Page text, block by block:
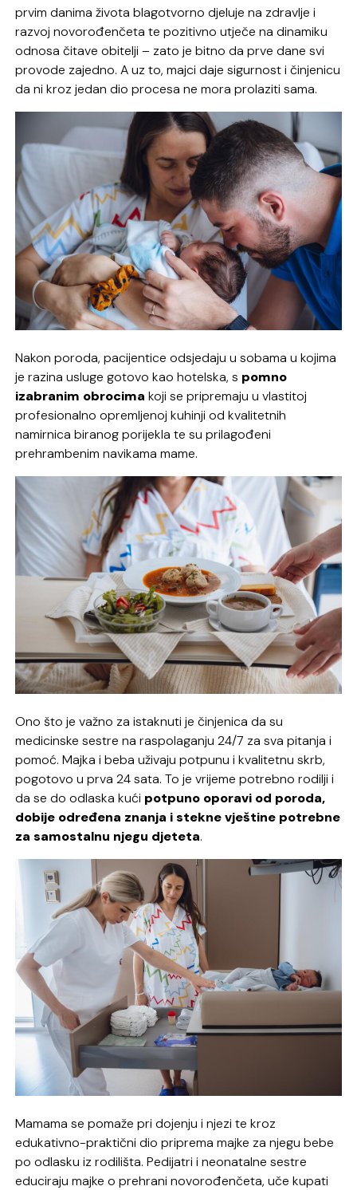
prvim danima života blagotvorno djeluje na zdravlje i
razvoj novorođenčeta te pozitivno utječe na dinamiku
odnosa čitave obitelji – zato je bitno da prve dane svi
provode zajedno. A uz to, majci daje sigurnost i činjenicu
da ni kroz jedan dio procesa ne mora prolaziti sama.
Nakon poroda, pacijentice odsjedaju u sobama u kojima
je razina usluge gotovo kao hotelska, s pomno
izabranim obrocima koji se pripremaju u vlastitoj
profesionalno opremljenoj kuhinji od kvalitetnih
namirnica biranog porijekla te su prilagođeni
prehrambenim navikama mame.
Ono što je važno za istaknuti je činjenica da su
medicinske sestre na raspolaganju 24/7 za sva pitanja i
pomoć. Majka i beba uživaju potpunu i kvalitetnu skrb,
pogotovo u prva 24 sata. To je vrijeme potrebno rodilji i
da se do odlaska kući potpuno oporavi od poroda,
dobije određena znanja i stekne vještine potrebne
za samostalnu njegu djeteta.
Mamama se pomaže pri dojenju i njezi te kroz
edukativno-praktični dio priprema majke za njegu bebe
po odlasku iz rodilišta. Pedijatri i neonatalne sestre
educiraju majke o prehrani novorođenčeta, uče kupati